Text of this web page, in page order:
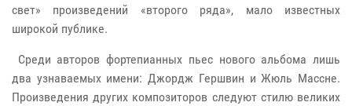
свет» произведений «второго ряда», мало известных
широкой публике.
Среди авторов фортепианных пьес нового альбома лишь
два узнаваемых имени: Джордж Гершвин и Жюль Массне.
Произведения других композиторов следуют стилю великих